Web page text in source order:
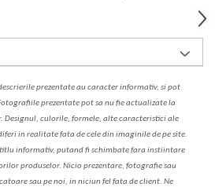
prezentate au caracter informativ, si pot
prezentate pot sa nu fie actualizate la
Designul, culorile, formele, alte caracteristici ale
in realitate fata de cele din imaginile de pe site.
informativ, putand fi schimbate fara instiintare
produselor. Nicio prezentare, fotografie sau
sau pe noi, in niciun fel fata de client. Ne